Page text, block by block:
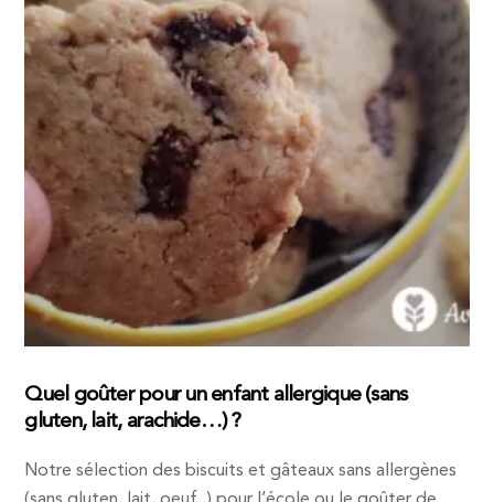
Quel goûter pour un enfant allergique (sans
gluten, lait, arachide…) ?
Notre sélection des biscuits et gâteaux sans allergènes